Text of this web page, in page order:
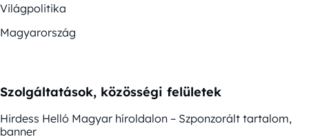
Világpolitika
Magyarország
Szolgáltatások, közösségi felületek
Hirdess Helló Magyar híroldalon – Szponzorált tartalom,
banner